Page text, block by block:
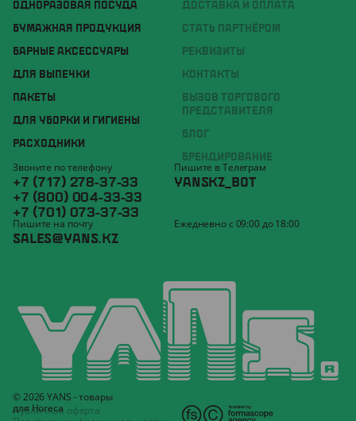
ОДНОРАЗОВАЯ ПОСУДА
БУМАЖНАЯ ПРОДУКЦИЯ
БАРНЫЕ АКСЕССУАРЫ
ДЛЯ ВЫПЕЧКИ
ПАКЕТЫ
ДЛЯ УБОРКИ И ГИГИЕНЫ
РАСХОДНИКИ
ДОСТАВКА И ОПЛАТА
СТАТЬ ПАРТНЁРОМ
РЕКВИЗИТЫ
КОНТАКТЫ
ВЫЗОВ ТОРГОВОГО
ПРЕДСТАВИТЕЛЯ
БЛОГ
БРЕНДИРОВАНИЕ
Звоните по телефону
+7 (717) 278-37-33
+7 (800) 004-33-33
+7 (701) 073-37-33
Пишите в Телеграм
YANSKZ_BOT
Пишите на почту
SALES@YANS.KZ
Ежедневно с 09:00 до 18:00
© 2026 YANS - товары
для Horeca
Публичная оферта